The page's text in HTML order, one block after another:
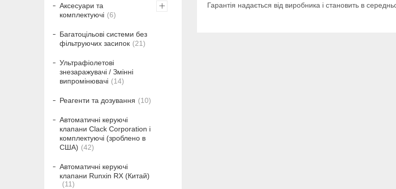
Гарантія надається від виробника і становить в
Аксесуари та
комплектуючі
6
Багатоцільові системи без
фільтруючих засипок
21
Ультрафіолетові
знезаражувачі / Змінні
випромінювачі
14
Реагенти та дозування 10
Автоматичні керуючі
клапани Clack Corporation і
комплектуючі (зроблено в
США)
42
Автоматичні керуючі
клапани Runxin RX (Китай)
11